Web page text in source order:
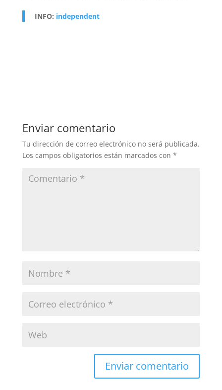
INFO: independent
Enviar comentario
Tu dirección de correo electrónico no será publicada.
Los campos obligatorios están marcados con *